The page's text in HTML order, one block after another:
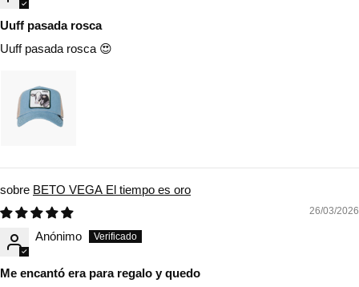
Uuff pasada rosca
Uuff pasada rosca 😍
BETO VEGA El tiempo es oro
26/03/2026
Anónimo
Me encantó era para regalo y quedo